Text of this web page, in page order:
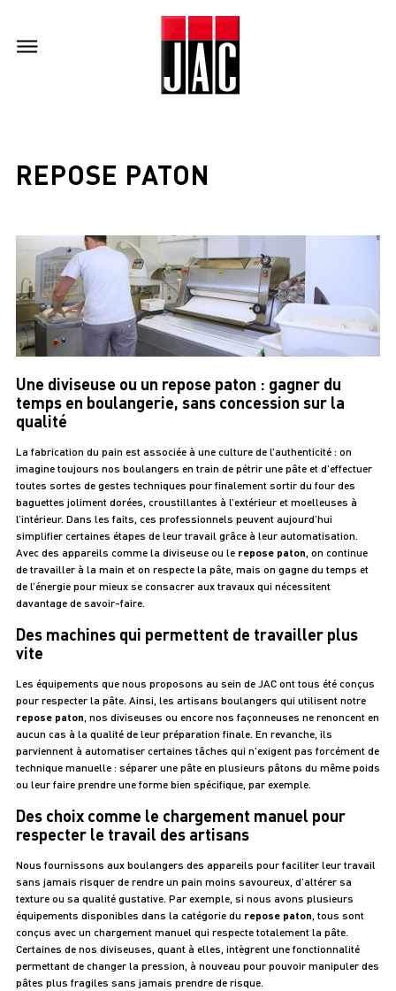
REPOSE PATON
Une diviseuse ou un repose paton : gagner du
temps en boulangerie, sans concession sur la
qualité
La fabrication du pain est associée à une culture de l’authenticité : on
imagine toujours nos boulangers en train de pétrir une pâte et d’effectuer
toutes sortes de gestes techniques pour finalement sortir du four des
baguettes joliment dorées, croustillantes à l’extérieur et moelleuses à
l’intérieur. Dans les faits, ces professionnels peuvent aujourd’hui
simplifier certaines étapes de leur travail grâce à leur automatisation.
Avec des appareils comme la diviseuse ou le repose paton, on continue
de travailler à la main et on respecte la pâte, mais on gagne du temps et
de l’énergie pour mieux se consacrer aux travaux qui nécessitent
davantage de savoir-faire.
Des machines qui permettent de travailler plus
vite
Les équipements que nous proposons au sein de JAC ont tous été conçus
pour respecter la pâte. Ainsi, les artisans boulangers qui utilisent notre
repose paton, nos diviseuses ou encore nos façonneuses ne renoncent en
aucun cas à la qualité de leur préparation finale. En revanche, ils
parviennent à automatiser certaines tâches qui n’exigent pas forcément de
technique manuelle : séparer une pâte en plusieurs pâtons du même poids
ou leur faire prendre une forme bien spécifique, par exemple.
Des choix comme le chargement manuel pour
respecter le travail des artisans
Nous fournissons aux boulangers des appareils pour faciliter leur travail
sans jamais risquer de rendre un pain moins savoureux, d’altérer sa
texture ou sa qualité gustative. Par exemple, si nous avons plusieurs
équipements disponibles dans la catégorie du repose paton, tous sont
conçus avec un chargement manuel qui respecte totalement la pâte.
Certaines de nos diviseuses, quant à elles, intègrent une fonctionnalité
permettant de changer la pression, à nouveau pour pouvoir manipuler des
pâtes plus fragiles sans jamais prendre de risque.